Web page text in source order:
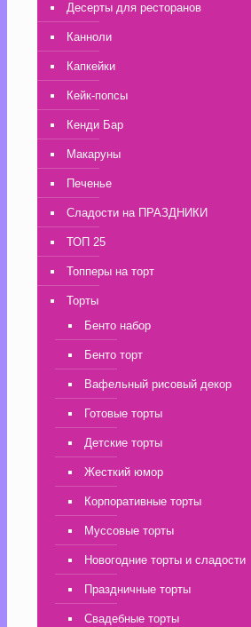
Десерты для ресторанов
Канноли
Капкейки
Кейк-попсы
Кенди Бар
Макаруны
Печенье
Сладости на ПРАЗДНИКИ
ТОП 25
Топперы на торт
Торты
Бенто набор
Бенто торт
Вафельный рисовый декор
Готовые торты
Детские торты
Жесткий юмор
Корпоративные торты
Муссовые торты
Новогодние торты и сладости
Праздничные торты
Свадебные торты